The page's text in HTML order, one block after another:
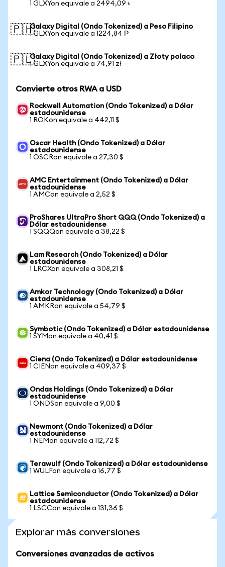
1 GLXYon equivale a 2494,09 ৳
🇵🇭Galaxy Digital (Ondo Tokenized) a Peso Filipino
1 GLXYon equivale a 1224,84 ₱
🇵🇱Galaxy Digital (Ondo Tokenized) a Złoty polaco
1 GLXYon equivale a 74,91 zł
Convierte otros RWA a USD
Rockwell Automation (Ondo Tokenized) a Dólar
estadounidense
1 ROKon equivale a 442,11 $
Oscar Health (Ondo Tokenized) a Dólar
estadounidense
1 OSCRon equivale a 27,30 $
AMC Entertainment (Ondo Tokenized) a Dólar
estadounidense
1 AMCon equivale a 2,52 $
ProShares UltraPro Short QQQ (Ondo Tokenized) a
Dólar estadounidense
1 SQQQon equivale a 38,22 $
Lam Research (Ondo Tokenized) a Dólar
estadounidense
1 LRCXon equivale a 308,21 $
Amkor Technology (Ondo Tokenized) a Dólar
estadounidense
1 AMKRon equivale a 54,79 $
Symbotic (Ondo Tokenized) a Dólar estadounidense
1 SYMon equivale a 40,41 $
Ciena (Ondo Tokenized) a Dólar estadounidense
1 CIENon equivale a 409,37 $
Ondas Holdings (Ondo Tokenized) a Dólar
estadounidense
1 ONDSon equivale a 9,00 $
Newmont (Ondo Tokenized) a Dólar
estadounidense
1 NEMon equivale a 112,72 $
Terawulf (Ondo Tokenized) a Dólar estadounidense
1 WULFon equivale a 16,77 $
Lattice Semiconductor (Ondo Tokenized) a Dólar
estadounidense
1 LSCCon equivale a 131,36 $
Explorar más conversiones
Conversiones avanzadas de activos